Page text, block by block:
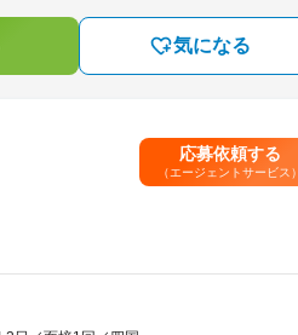
気になる
応募依頼する
（エージェントサービス）